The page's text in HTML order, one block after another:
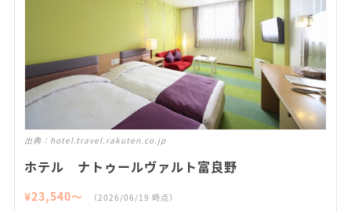
出典： hotel.travel.rakuten.co.jp
ホテル ナトゥールヴァルト富良野
¥23,540〜 （2026/06/19 時点）